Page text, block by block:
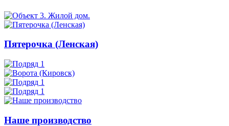
Пятерочка (Ленская)
Наше производство